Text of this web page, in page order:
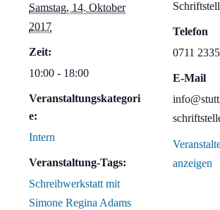
Samstag, 14. Oktober
2017
Zeit:
10:00 - 18:00
Veranstaltungskategori
e:
Intern
Veranstaltung-Tags:
Schreibwerkstatt mit
Simone Regina Adams
Telefon
0711
E-Mail
anzeigen